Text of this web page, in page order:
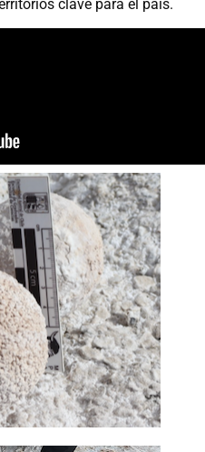
clave para el país.